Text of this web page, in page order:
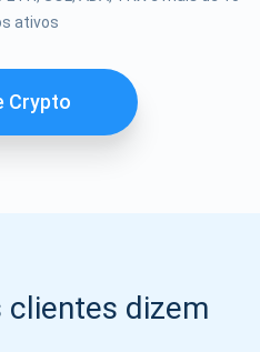
ativos
Crypto
clientes dizem